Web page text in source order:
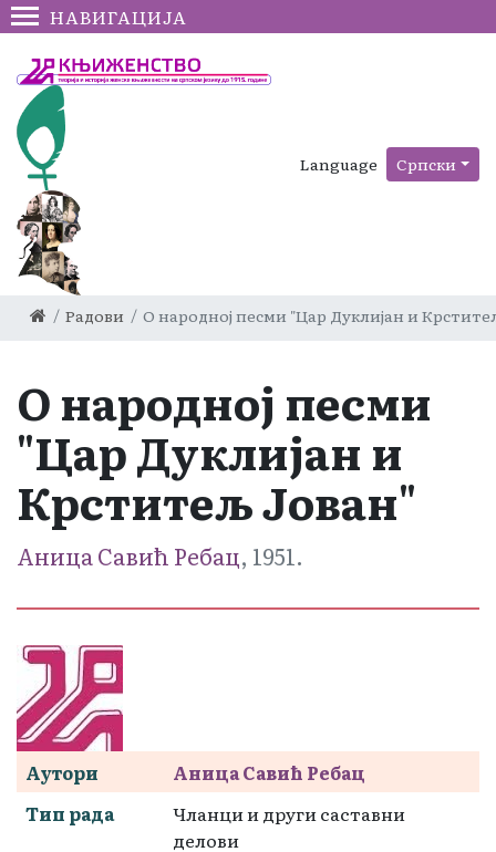
НАВИГАЦИЈА
Language Српски
Радови О народној песми "Цар Дуклијан и
О народној песми
"Цар Дуклијан и
Крститељ Јован"
Аница Савић Ребац, 1951.
Аутори
Аница Савић Ребац
Тип рада
Чланци и други саставни
делови